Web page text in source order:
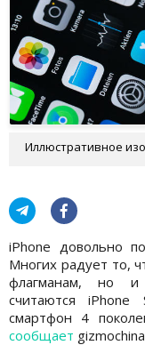
Иллюстративное
iPhone довольно
Многих радует то,
флагманам, но и
считаются
смартфон 4
сообщает